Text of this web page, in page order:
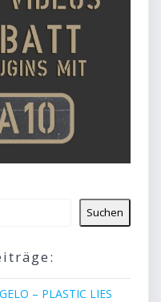
Suchen
– PLASTIC LIES